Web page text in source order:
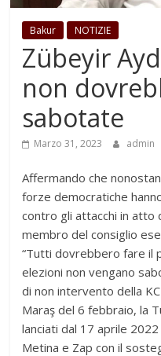
Bakur NOTIZIE
Zübeyir
non
sabotate
Marzo 31, 2023 admin
Affermando che
forze democratiche
contro gli attacchi in atto
membro del consiglio
“Tutti dovrebbero fare il
elezioni non vengano
di non intervento della
Maraş del 6 febbraio, la
lanciati dal 17 aprile
Metina e Zap con il